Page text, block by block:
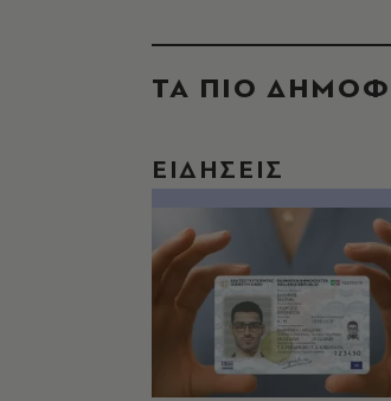
ΤΑ ΠΙΟ
ΕΙΔΗΣΕΙΣ